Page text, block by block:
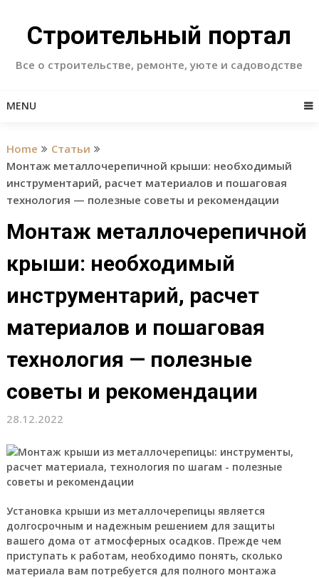
contentСтроительный портал
Все о строительстве, ремонте, уюте и садоводстве
MENU
Home
Статьи
Монтаж металлочерепичной крыши: необходимый
инструментарий, расчет материалов и пошаговая
технология — полезные советы и рекомендации
Монтаж металлочерепичной
крыши: необходимый
инструментарий, расчет
материалов и пошаговая
технология — полезные
советы и рекомендации
28.12.2022
Установка крыши из металлочерепицы является
долгосрочным и надежным решением для защиты
вашего дома от атмосферных осадков. Прежде чем
приступать к работам, необходимо понять, сколько
материала вам потребуется для полного монтажа